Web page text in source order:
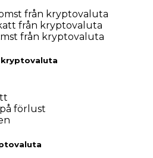
från kryptovaluta
från kryptovaluta
från kryptovaluta
förlust